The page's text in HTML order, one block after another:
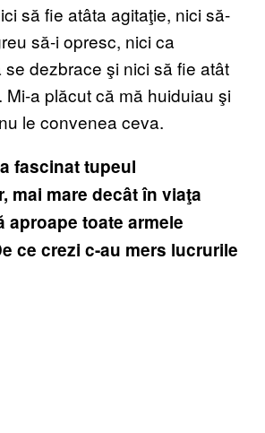
să fie atâta agitaţie, nici să-
să-i opresc, nici ca
se dezbrace şi nici să fie atât
Mi-a plăcut că mă huiduiau şi
le convenea ceva.
fascinat tupeul
mai mare decât în viaţa
aproape toate armele
ce crezi c-au mers lucrurile